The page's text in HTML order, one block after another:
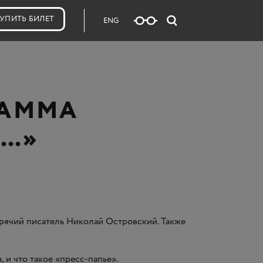
БИЛЕТ ENG
писатель Николай Островский. Также
и что такое «пресс-папье».